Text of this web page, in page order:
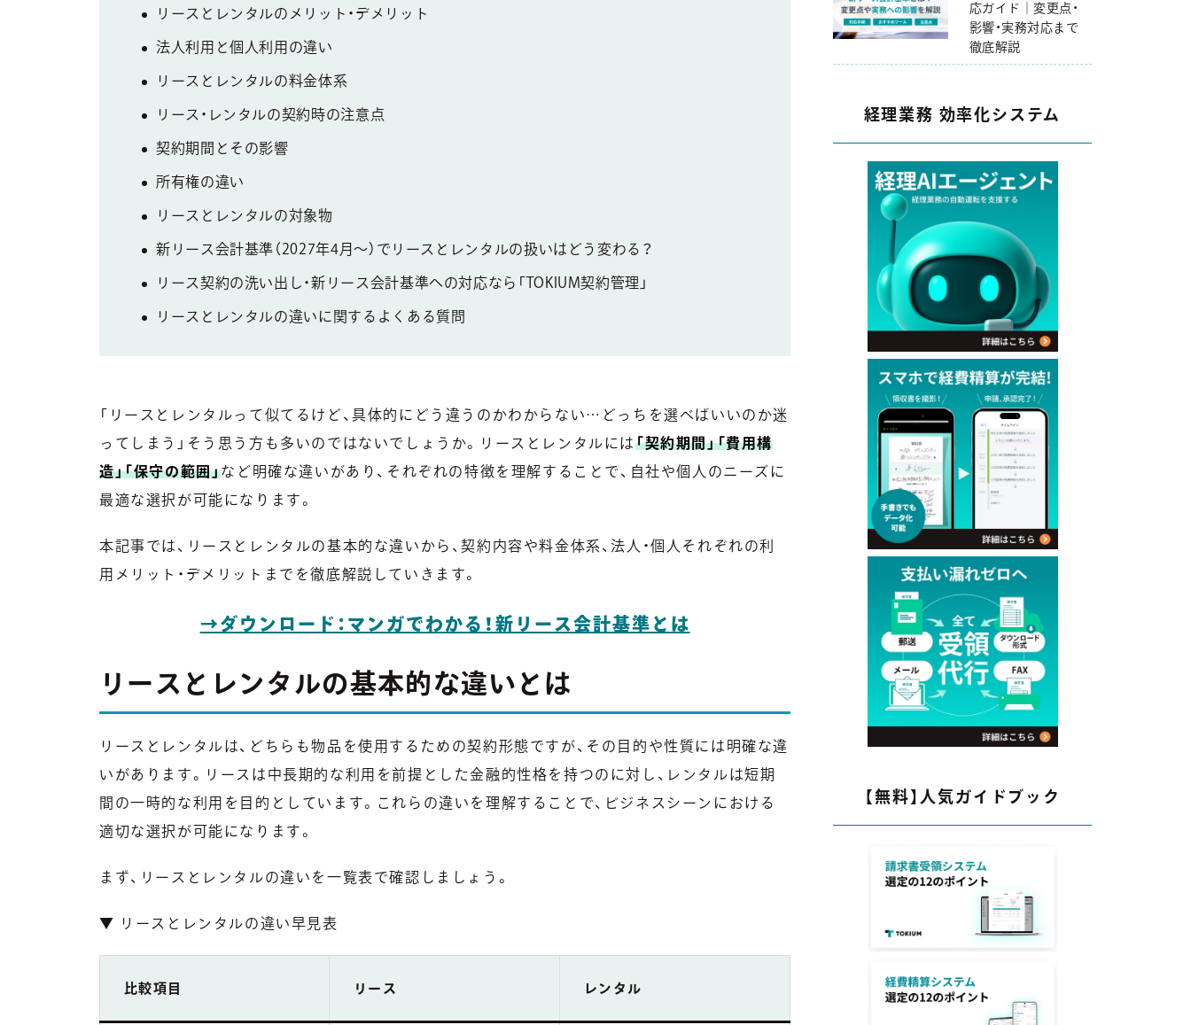
リースとレンタルのメリット・デメリット
法人利用と個人利用の違い
リースとレンタルの料金体系
リース・レンタルの契約時の注意点
契約期間とその影響
所有権の違い
リースとレンタルの対象物
新リース会計基準（2027年4月〜）でリースとレンタルの扱いはどう変わる？
リース契約の洗い出し・新リース会計基準への対応なら「TOKIUM契約管理」
リースとレンタルの違いに関するよくある質問
「リースとレンタルって似てるけど、具体的にどう違うのかわからない…どっちを選べばいいのか迷
ってしまう」そう思う方も多いのではないでしょうか。リースとレンタルには「契約期間」「費用構
造」「保守の範囲」など明確な違いがあり、それぞれの特徴を理解することで、自社や個人のニーズに
最適な選択が可能になります。
本記事では、リースとレンタルの基本的な違いから、契約内容や料金体系、法人・個人それぞれの利
用メリット・デメリットまでを徹底解説していきます。
→ダウンロード：マンガでわかる！新リース会計基準とは
リースとレンタルの基本的な違いとは
リースとレンタルは、どちらも物品を使用するための契約形態ですが、その目的や性質には明確な違
いがあります。リースは中長期的な利用を前提とした金融的性格を持つのに対し、レンタルは短期
間の一時的な利用を目的としています。これらの違いを理解することで、ビジネスシーンにおける
適切な選択が可能になります。
まず、リースとレンタルの違いを一覧表で確認しましょう。
▼ リースとレンタルの違い早見表
比較項目 リース レンタル
応ガイド｜変更点・
影響・実務対応まで
徹底解説
経理業務 効率化システム
【無料】人気ガイドブック